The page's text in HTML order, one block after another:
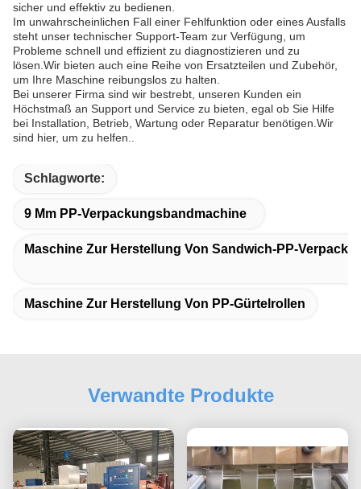
sicher und effektiv zu bedienen.
Im unwahrscheinlichen Fall einer Fehlfunktion oder eines Ausfalls
steht unser technischer Support-Team zur Verfügung, um
Probleme schnell und effizient zu diagnostizieren und zu
lösen.Wir bieten auch eine Reihe von Ersatzteilen und Zubehör,
um Ihre Maschine reibungslos zu halten.
Bei unserer Firma sind wir bestrebt, unseren Kunden ein
Höchstmaß an Support und Service zu bieten, egal ob Sie Hilfe
bei Installation, Betrieb, Wartung oder Reparatur benötigen.Wir
sind hier, um zu helfen..
Schlagworte:
9 Mm PP-Verpackungsbandmachine
Maschine Zur Herstellung Von Sandwich-PP-
Maschine Zur Herstellung Von PP-Gürtelrollen
Verwandte Produkte